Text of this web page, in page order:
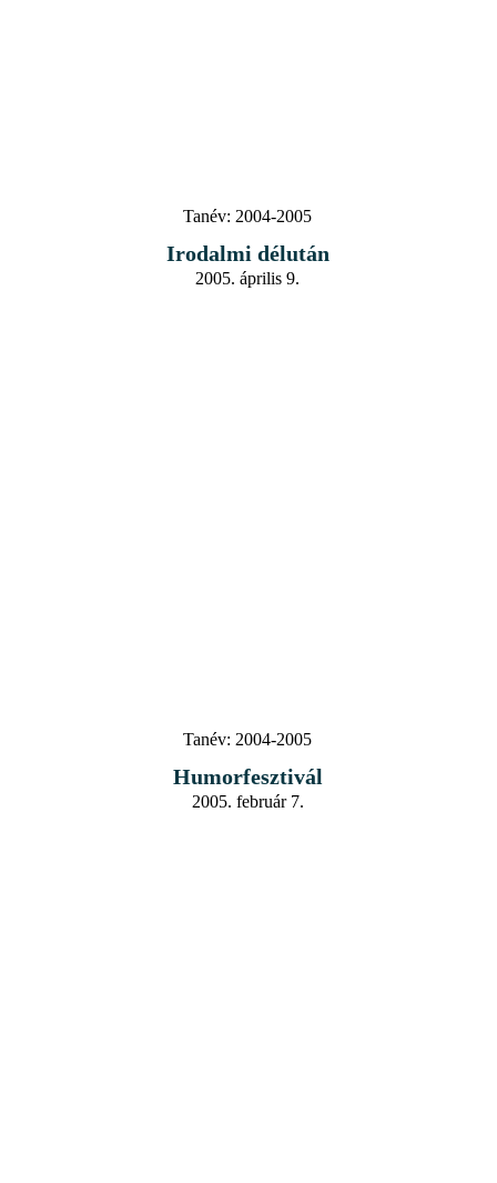
Tanév: 2004-2005
Irodalmi délután
2005. április 9.
Tanév: 2004-2005
Humorfesztivál
2005. február 7.